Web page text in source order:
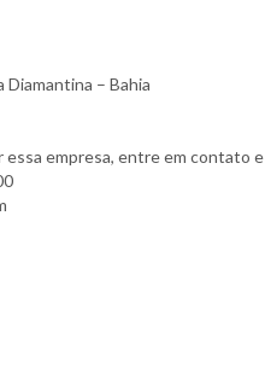
Diamantina – Bahia
essa empresa, entre em contato